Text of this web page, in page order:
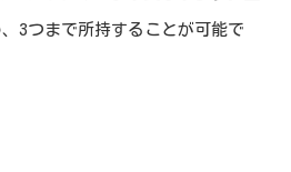
3つまで所持することが可能で